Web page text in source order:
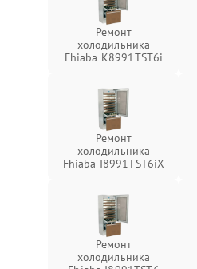
Ремонт
холодильника
Fhiaba K8991TST6i
Ремонт
холодильника
Fhiaba I8991TST6iX
Ремонт
холодильника